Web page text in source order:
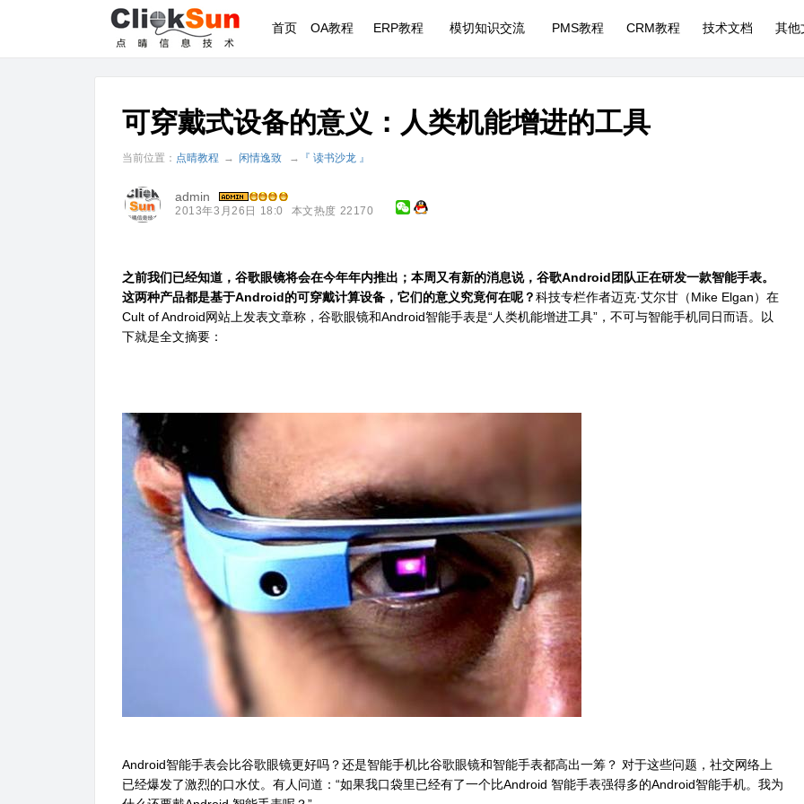
首页 OA教程 ERP教程 模切知识交流 PMS教程 CRM教程 技术文档 其他
可穿戴式设备的意义：人类机能增进的工具
当前位置： 点晴教程 → 闲情逸致 → 『 读书沙龙 』
admin
2013年3月26日 18:0 本文热度 22170
之前我们已经知道，谷歌眼镜将会在今年年内推出；本周又有新的消息说，谷歌Android团队正在研发一款智能手表。
这两种产品都是基于Android的可穿戴计算设备，它们的意义究竟何在呢？科技专栏作者迈克·艾尔甘（Mike Elgan）在
Cult of Android网站上发表文章称，谷歌眼镜和Android智能手表是“人类机能增进工具”，不可与智能手机同日而语。以
下就是全文摘要：
Android智能手表会比谷歌眼镜更好吗？还是智能手机比谷歌眼镜和智能手表都高出一筹？ 对于这些问题，社交网络上
已经爆发了激烈的口水仗。有人问道：“如果我口袋里已经有了一个比Android 智能手表强得多的Android智能手机。我为